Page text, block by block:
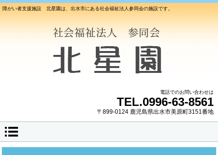
障がい者支援施設 北星園は、出水市にある社会福祉法人参同会の施設です。
電話でのお問い合わせは
TEL.0996-63-8561
〒899-0124 鹿児島県出水市美原町3151番地